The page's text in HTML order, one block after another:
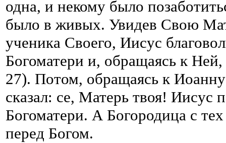
одна, и некому было
было в живых. Увидев Свою
ученика Своего, Иисус
Богоматери и, обращаясь к
27). Потом, обращаясь к
сказал: се, Матерь твоя! Иисус
Богоматери. А Богородица с
перед Богом.